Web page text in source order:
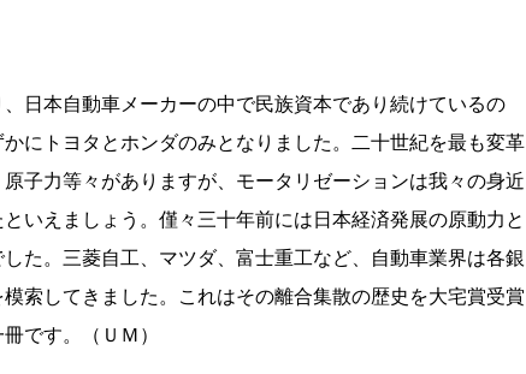
日本自動車メーカーの中で民族資本であり続けているの
にトヨタとホンダのみとなりました。二十世紀を最も変革
子力等々がありますが、モータリゼーションは我々の身近
いえましょう。僅々三十年前には日本経済発展の原動力と
た。三菱自工、マツダ、富士重工など、自動車業界は各銀
索してきました。これはその離合集散の歴史を大宅賞受賞
です。（ＵＭ）